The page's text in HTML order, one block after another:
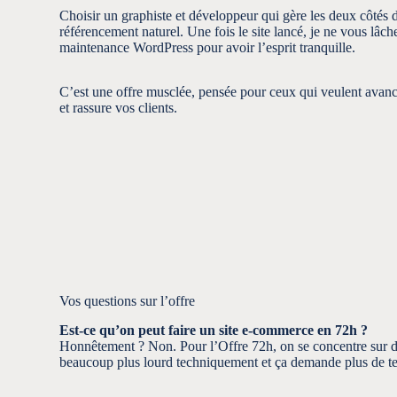
Choisir un graphiste et développeur qui gère les deux côtés
référencement naturel. Une fois le site lancé, je ne vous
maintenance WordPress pour avoir l’esprit tranquille.
C’est une offre musclée, pensée pour ceux qui veulent
et rassure vos clients.
Vos questions sur l’offre
Est-ce qu’on peut faire un site e-commerce en 72h ?
Honnêtement ? Non. Pour l’Offre 72h, on se concentre sur
beaucoup plus lourd techniquement et ça demande plus de